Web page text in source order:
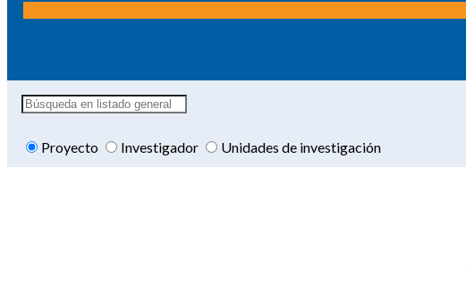
Proyecto Investigador Unidades de investigación